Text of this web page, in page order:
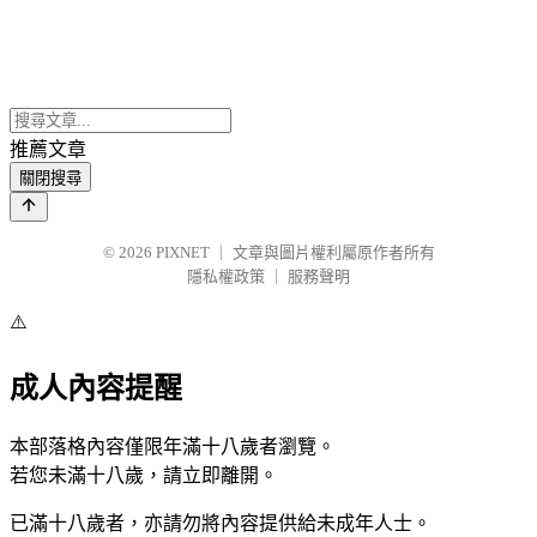
推薦文章
關閉搜尋
© 2026 PIXNET
文章與圖片權利屬原作者所有
隱私權政策
服務聲明
⚠️
成人內容提醒
本部落格內容僅限年滿十八歲者瀏覽。
若您未滿十八歲，請立即離開。
已滿十八歲者，亦請勿將內容提供給未成年人士。